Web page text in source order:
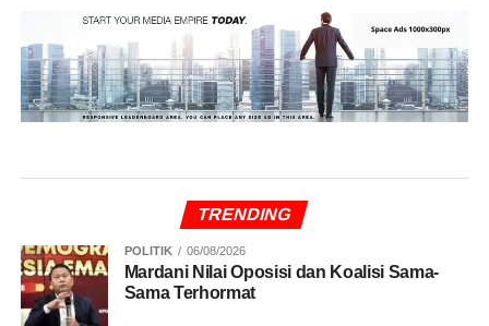
TRENDING
POLITIK 06/08/2026
Mardani Nilai Oposisi dan Koalisi Sama-
Sama Terhormat